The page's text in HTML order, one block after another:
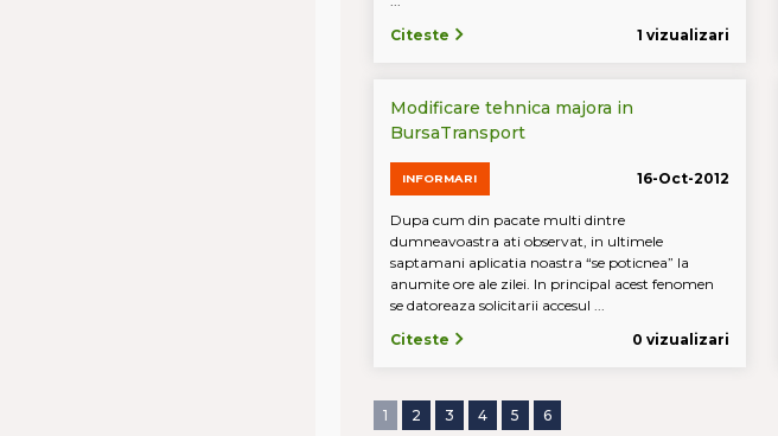
Citeste
1 vizualizari
Modificare tehnica majora in
BursaTransport
INFORMARI 16-Oct-2012
Dupa cum din pacate multi dintre
dumneavoastra ati observat, in ultimele
saptamani aplicatia noastra “se poticnea” la
anumite ore ale zilei. In principal acest fenomen
se datoreaza solicitarii accesul ...
Citeste
0 vizualizari
1 2 3 4 5 6